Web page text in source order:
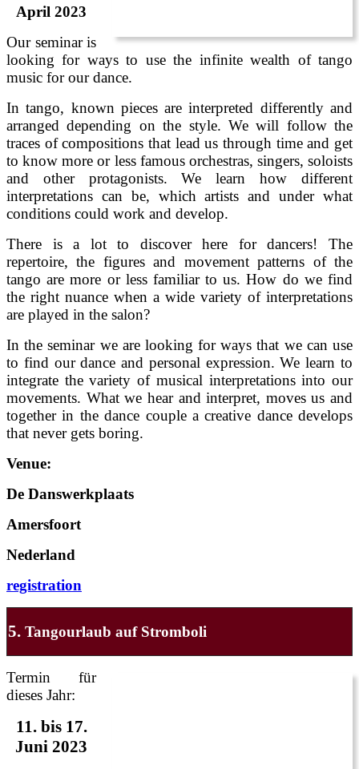
April 2023
Our seminar is
looking for ways to use the infinite wealth of tango
music for our dance.
In tango, known pieces are interpreted differently and
arranged depending on the style. We will follow the
traces of compositions that lead us through time and get
to know more or less famous orchestras, singers, soloists
and other protagonists. We learn how different
interpretations can be, which artists and under what
conditions could work and develop.
There is a lot to discover here for dancers! The
repertoire, the figures and movement patterns of the
tango are more or less familiar to us. How do we find
the right nuance when a wide variety of interpretations
are played in the salon?
In the seminar we are looking for ways that we can use
to find our dance and personal expression. We learn to
integrate the variety of musical interpretations into our
movements. What we hear and interpret, moves us and
together in the dance couple a creative dance develops
that never gets boring.
Venue:
De Danswerkplaats
Amersfoort
Nederland
registration
5. Tangourlaub auf Stromboli
Termin für
dieses Jahr:
11. bis 17.
Juni 2023